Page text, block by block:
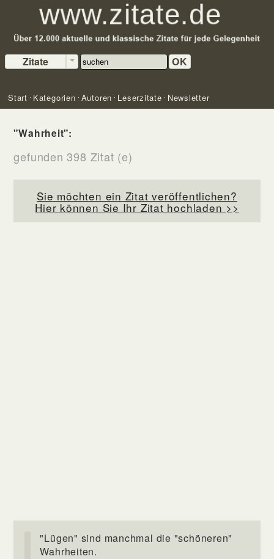
Zitate OK
Start Kategorien Autoren Leserzitate Newsletter
"Wahrheit":
gefunden 398 Zitat (e)
Sie möchten ein Zitat veröffentlichen?
Hier können Sie Ihr Zitat hochladen >>
"Lügen" sind manchmal die "schöneren"
Wahrheiten.